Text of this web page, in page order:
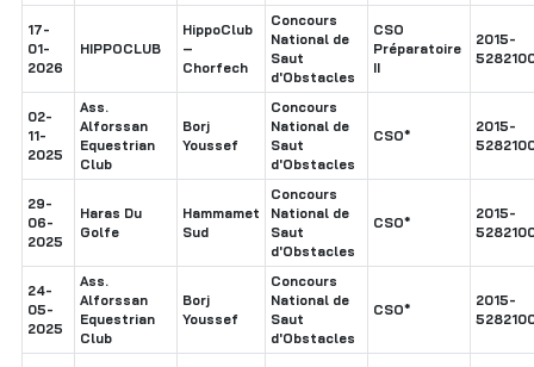
17-
01-
2026
HIPPOCLUB
HippoClub
–
Chorfech
Concours
National de
Saut
d'Obstacles
CSO
Préparatoire
II
2015-
02-
11-
2025
Ass.
Alforssan
Equestrian
Club
Borj
Youssef
Concours
National de
Saut
d'Obstacles
CSO*
2015-
29-
06-
2025
Haras Du
Golfe
Hammamet
Sud
Concours
National de
Saut
d'Obstacles
CSO*
2015-
24-
05-
2025
Ass.
Alforssan
Equestrian
Club
Borj
Youssef
Concours
National de
Saut
d'Obstacles
CSO*
2015-